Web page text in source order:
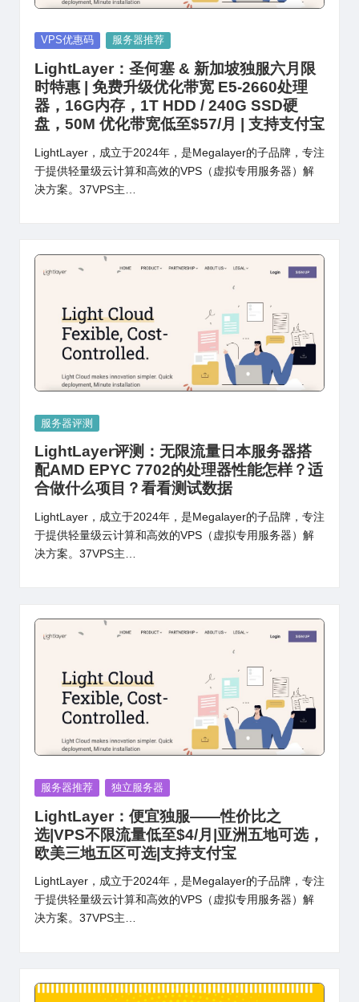
Posted
VPS优惠码 服务器推荐
LightLayer：圣何塞 & 新加坡独服六月限
时特惠 | 免费升级优化带宽 E5-2660处理
器，16G内存，1T HDD / 240G SSD硬
盘，50M 优化带宽低至$57/月 | 支持支付宝
LightLayer，成立于2024年，是Megalayer的子品牌，专注
于提供轻量级云计算和高效的VPS（虚拟专用服务器）解
决方案。37VPS主…
Posted
服务器评测
LightLayer评测：无限流量日本服务器搭
配AMD EPYC 7702的处理器性能怎样？适
合做什么项目？看看测试数据
LightLayer，成立于2024年，是Megalayer的子品牌，专注
于提供轻量级云计算和高效的VPS（虚拟专用服务器）解
决方案。37VPS主…
Posted
服务器推荐 独立服务器
LightLayer：便宜独服——性价比之
选|VPS不限流量低至$4/月|亚洲五地可选，
欧美三地五区可选|支持支付宝
LightLayer，成立于2024年，是Megalayer的子品牌，专注
于提供轻量级云计算和高效的VPS（虚拟专用服务器）解
决方案。37VPS主…